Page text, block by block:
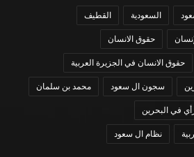
السعودية القطيف
حقوق الانسان
حقوق الانسان في الجزيرة العربية
سجون ال سعود محمد بن سلمان
في البحرين
نظام ال سعود